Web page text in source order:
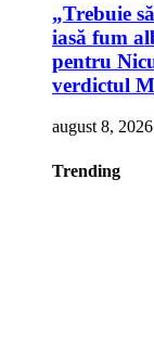
„Trebuie
iasă fum
pentru
verdictul
august 8, 2026
Trending